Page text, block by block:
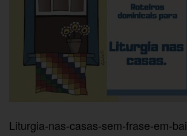
Liturgia-nas-casas-sem-frase-em-